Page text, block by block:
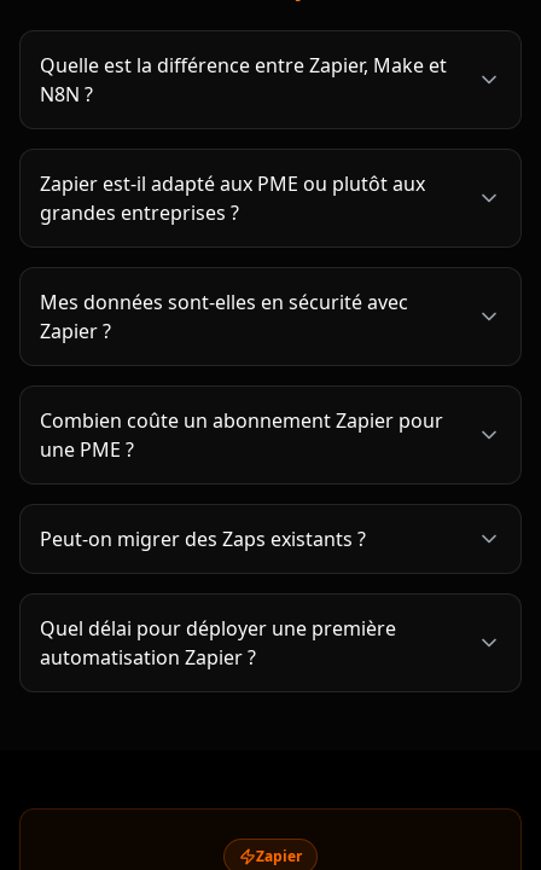
FAQZapier
Quelle est la différence entre Zapier, Make et
N8N ?
Zapier est-il adapté aux PME ou plutôt aux
grandes entreprises ?
Mes données sont-elles en sécurité avec
Zapier ?
Combien coûte un abonnement Zapier pour
une PME ?
Peut-on migrer des Zaps existants ?